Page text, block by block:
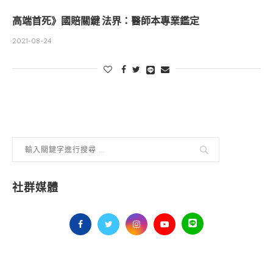
高端首死》國賠關鍵 法界：醫師本專業鑑定
2021-08-24
社群媒體